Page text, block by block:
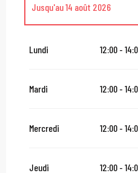
Jusqu'au14 août 2026
Lundi 12:00 -
Mardi 12:00 -
Mercredi 12:00 -
Jeudi 12:00 -